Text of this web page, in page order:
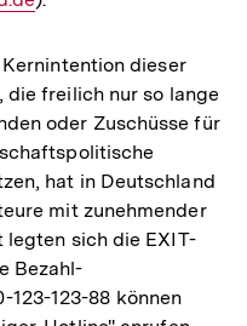
dieser
freilich nur so lange
oder Zuschüsse für
hat in Deutschland
mit zunehmender
legten sich die EXIT-
Bezahl-
123-123-88 können